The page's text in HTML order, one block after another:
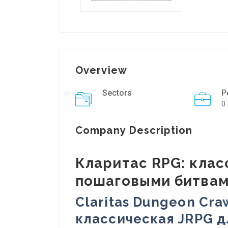
Overview
Sectors
0
Company Description
Кларитас RPG:
пошаговыми
Claritas Dungeon
классическая JRPG